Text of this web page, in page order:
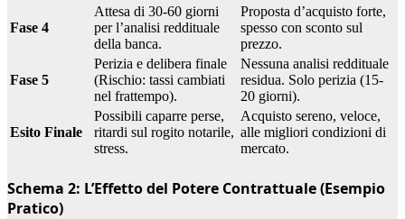
Fase 4
Attesa di 30-60 giorni
per l’analisi reddituale
della banca.
Proposta d’acquisto forte,
spesso con sconto sul
prezzo.
Fase 5
Perizia e delibera finale
(Rischio: tassi cambiati
nel frattempo).
Nessuna analisi reddituale
residua. Solo perizia (15-
20 giorni).
Esito Finale
Possibili caparre perse,
ritardi sul rogito notarile,
stress.
Acquisto sereno, veloce,
alle migliori condizioni di
mercato.
Schema 2: L’Effetto del Potere Contrattuale (Esempio
Pratico)